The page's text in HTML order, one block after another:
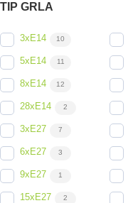
TIP GRLA
3xE14 10
5xE14 11
8xE14 12
28xE14 2
3xE27 7
6xE27 3
9xE27 1
15xE27 2